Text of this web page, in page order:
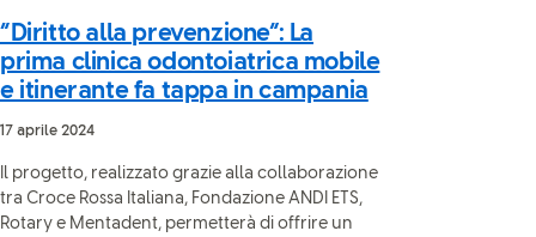
“Diritto alla prevenzione”: La
prima clinica odontoiatrica mobile
e itinerante fa tappa in campania
17 aprile 2024
Il progetto, realizzato grazie alla collaborazione
tra Croce Rossa Italiana, Fondazione ANDI ETS,
Rotary e Mentadent, permetterà di offrire un